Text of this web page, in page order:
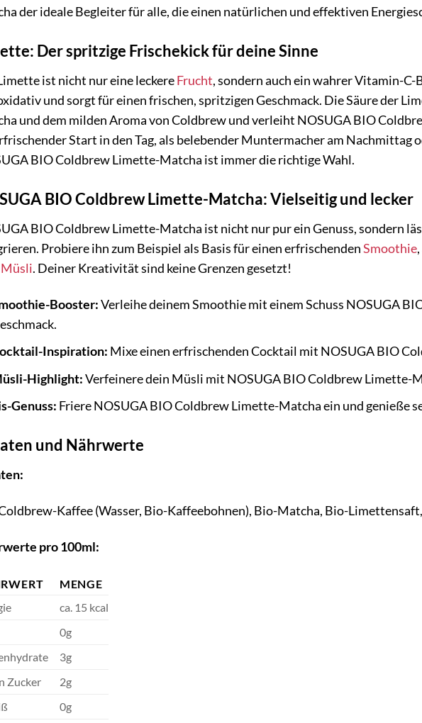
der ideale Begleiter für alle, die einen natürlichen und effektiven
Der spritzige Frischekick für deine Sinne
ist nicht nur eine leckereFrucht, sondern auch ein wahrer Vitamin-
und sorgt für einen frischen, spritzigen Geschmack. Die Säure der
und dem milden Aroma von Coldbrew und verleiht NOSUGA BIO
Start in den Tag, als belebender Muntermacher am Nachmittag
BIO Coldbrew Limette-Matcha ist immer die richtige Wahl.
BIO Coldbrew Limette-Matcha: Vielseitig und lecker
BIO Coldbrew Limette-Matcha ist nicht nur pur ein Genuss, sondern
Probiere ihn zum Beispiel als Basis für einen erfrischendenSmoothie
Müsli. Deiner Kreativität sind keine Grenzen gesetzt!
Booster:Verleihe deinem Smoothie mit einem Schuss NOSUGA
Inspiration: Mixe einen erfrischenden Cocktail mit NOSUGA BIO
Highlight:Verfeinere dein Müsli mit NOSUGA BIO Coldbrew Limette-
Genuss: Friere NOSUGA BIO Coldbrew Limette-Matcha ein und genieße
und Nährwerte
Kaffee (Wasser, Bio-Kaffeebohnen), Bio-Matcha, Bio-
pro 100ml:
MENGE
ca. 15 kcal
0g
3g
Zucker
2g
0g